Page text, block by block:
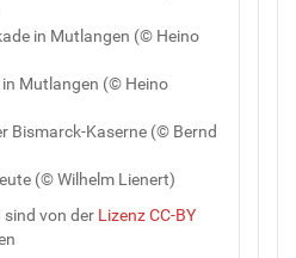
in Mutlangen (© Heino
Mutlangen (© Heino
Bismarck-Kaserne (© Bernd
(© Wilhelm Lienert)
sind von der Lizenz CC-BY